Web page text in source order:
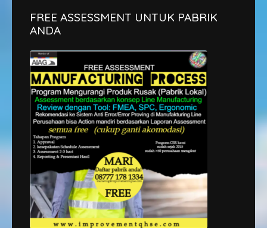
FREE ASSESSMENT UNTUK PABRIK
ANDA